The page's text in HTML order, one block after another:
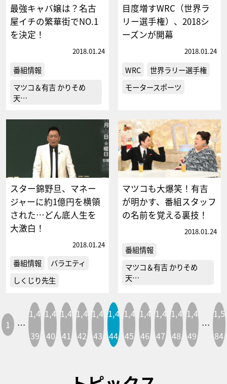
最強キャバ嬢は？名古
屋イチの繁華街でNO.1
を決定！
2018.01.24
番組情報
マツコ＆有吉 かりそめ
天…
目度増すWRC（世界ラ
リー選手権）、2018シ
ーズンが開幕
2018.01.24
WRC
世界ラリー選手権
モータースポーツ
スター錦野旦、マネー
ジャーに約1億円を横領
された…どん底人生を
大激白！
2018.01.24
番組情報
バラエティ
しくじり先生
マツコも大爆笑！有吉
が明かす、番組スタッフ
の名前を覚える裏技！
2018.01.24
番組情報
マツコ＆有吉 かりそめ
天…
1 …
1,4
39
1,4
40
1,4
41
1,4
42
1,4
43
1,4
44
1,4
45
1,4
46
1,4
47
1,4
48
1,4
49
…
1,5
84